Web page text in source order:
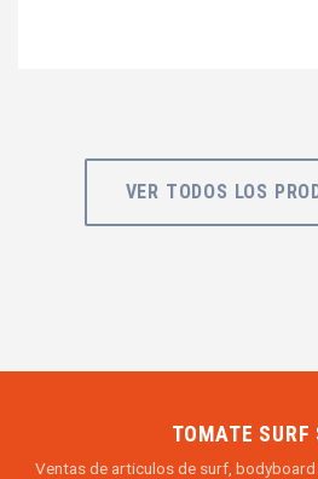
VER TODOS LOS
TOMATE SURF
Ventas de articulos de surf, bodyboard